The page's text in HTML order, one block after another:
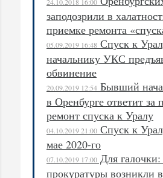
заподозрили в
приемке ремонта
05.09.2019 16:48 Спуск к
начальнику УКС
обвинение
20.09.2019 12:54 Бывший
в Оренбурге ответит за
ремонт спуска к Уралу
04.10.2019 21:00 Спуск к
мае 2020-го
07.10.2019 17:00 Для
прокуратуры возникли